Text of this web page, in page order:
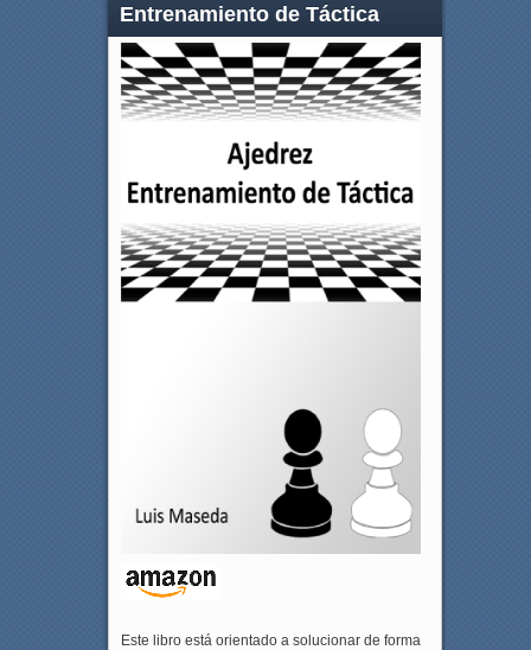
Entrenamiento de Táctica
Este libro está orientado a solucionar de forma